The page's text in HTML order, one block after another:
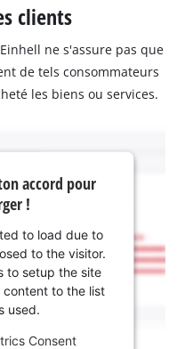
clients
ne s'assure pas que
de tels consommateurs
les biens ou services.
accord pour
!
to load due to
to the visitor.
to setup the site
content to the list
used.
Consent